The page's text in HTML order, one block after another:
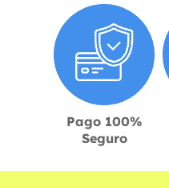
Pago 100%
Seguro